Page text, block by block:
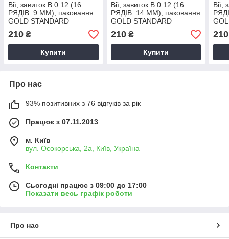
Вії, завиток B 0.12 (16
РЯДІВ: 9 ММ), паковання
GOLD STANDARD
210 ₴
Купити
Вії, завиток B 0.12 (16
РЯДІВ: 14 ММ), паковання
GOLD STANDARD
210₴
Купити
Вії,
210
Про нас
93% позитивних з 76 відгуків за рік
Працює з 07.11.2013
м. Київ
вул. Осокорська, 2а, Київ, Україна
Контакти
Сьогодні працює з 09:00 до 17:00
Показати весь графік роботи
Про нас